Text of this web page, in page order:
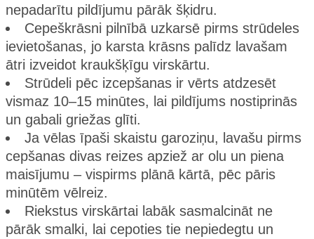
nepadarītu pildījumu pārāk šķidru.
Cepeškrāsni pilnībā uzkarsē pirms strūdeles
ievietošanas, jo karsta krāsns palīdz lavašam
ātri izveidot kraukšķīgu virskārtu.
Strūdeli pēc izcepšanas ir vērts atdzesēt
vismaz 10–15 minūtes, lai pildījums nostiprinās
un gabali griežas glīti.
Ja vēlas īpaši skaistu garoziņu, lavašu pirms
cepšanas divas reizes apziež ar olu un piena
maisījumu – vispirms plānā kārtā, pēc pāris
minūtēm vēlreiz.
Riekstus virskārtai labāk sasmalcināt ne
pārāk smalki, lai cepoties tie nepiedegtu un